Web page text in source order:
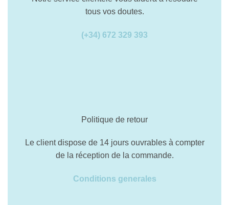
tous vos doutes.
(+34) 672 329 393
Politique de retour
Le client dispose de 14 jours ouvrables à compter
de la réception de la commande.
Conditions generales